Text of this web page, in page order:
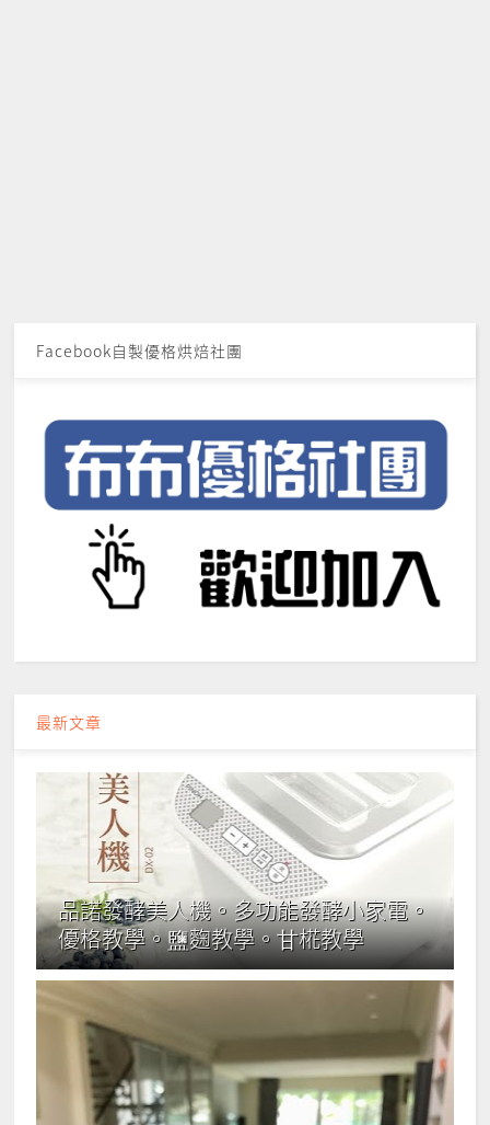
Facebook自製優格烘焙社團
最新文章
品諾發酵美人機。多功能發酵小家電。
優格教學。鹽麴教學。甘椛教學